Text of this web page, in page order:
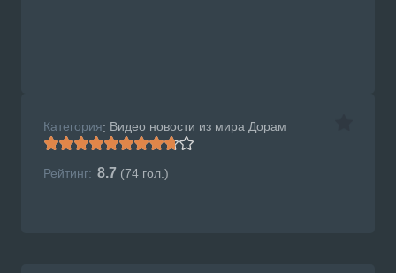
Категория: Видео новости из мира Дорам
Рейтинг: 8.7 (74 гол.)